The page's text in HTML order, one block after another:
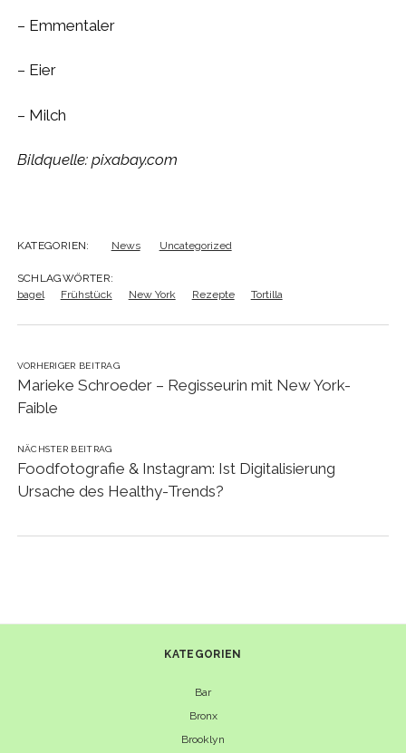
– Emmentaler
– Eier
– Milch
Bildquelle: pixabay.com
KATEGORIEN: News Uncategorized
SCHLAGWÖRTER:
bagel
Frühstück New York Rezepte Tortilla
VORHERIGER BEITRAG
Marieke Schroeder – Regisseurin mit New York-
Faible
NÄCHSTER BEITRAG
Foodfotografie & Instagram: Ist Digitalisierung
Ursache des Healthy-Trends?
KATEGORIEN
Bar
Bronx
Brooklyn